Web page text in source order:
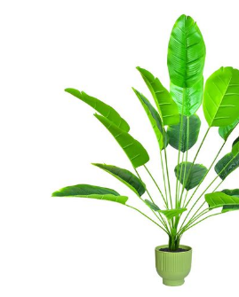
במלאי
19617/6-אגרטל הרמס
19ס"מ -לבן מנוקד
9009492379626
במארז